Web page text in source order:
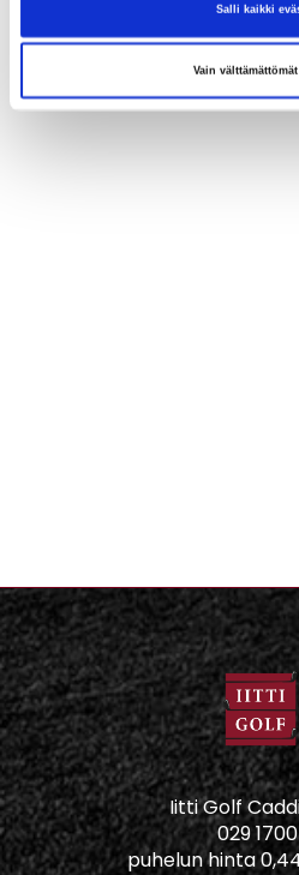
Salli kaikki
Vain
Iitti Golf
029
puhelun hinta